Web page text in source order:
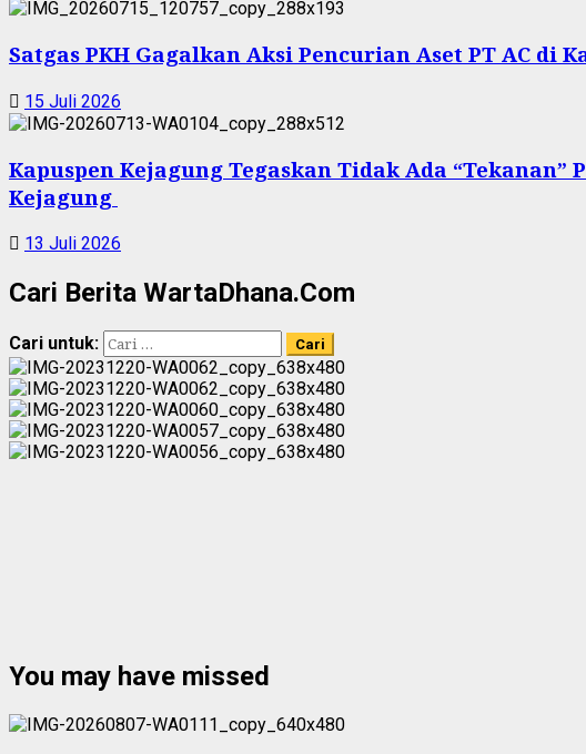
Satgas PKH Gagalkan Aksi Pencurian Aset PT AC
15 Juli 2026
Kapuspen Kejagung Tegaskan Tidak Ada
Kejagung
13 Juli 2026
Cari Berita WartaDhana.Com
Cari untuk:
You may have missed